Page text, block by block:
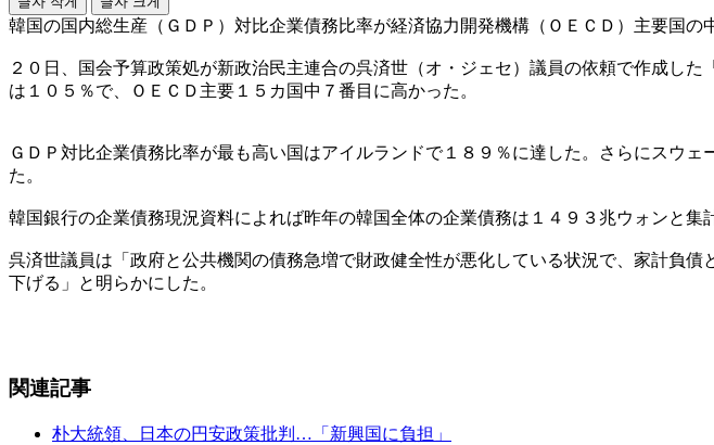
韓国の国内総生産（ＧＤＰ）対比企業債務比率が経済協力開発機構（ＯＥＣＤ）主要国の
２０日、国会予算政策処が新政治民主連合の呉済世（オ・ジェセ）議員の依頼で作成し
は１０５％で、ＯＥＣＤ主要１５カ国中７番目に高かった。
ＧＤＰ対比企業債務比率が最も高い国はアイルランドで１８９％に達した。さらにスウ
た。
韓国銀行の企業債務現況資料によれば昨年の韓国全体の企業債務は１４９３兆ウォンと
呉済世議員は「政府と公共機関の債務急増で財政健全性が悪化している状況で、家計負
下げる」と明らかにした。
関連記事
朴大統領、日本の円安政策批判…「新興国に負担」